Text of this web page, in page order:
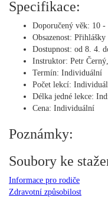
Specifikace:
Doporučený věk: 10 -
Obsazenost: Přihlášky
Dostupnost: od 8. 4.
Instruktor: Petr
Termín: Individuální
Počet lekcí:
Délka jedné lekce:
Cena: Individuální
Poznámky:
Soubory ke
Informace pro rodiče
Zdravotní způsobilost